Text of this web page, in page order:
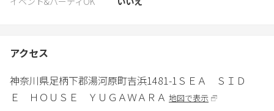
アクセス
神奈川県足柄下郡湯河原町吉浜1481-1ＳＥＡ ＳＩＤ
Ｅ ＨＯＵＳＥ ＹＵＧＡＷＡＲＡ 地図で表示